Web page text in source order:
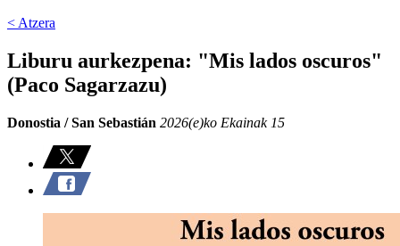
< Atzera
Liburu aurkezpena: "Mis lados oscuros"
(Paco Sagarzazu)
Donostia / San Sebastián 2026(e)ko Ekainak 15